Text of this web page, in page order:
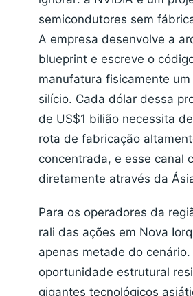
semicondutores sem
A empresa desenvolve a
blueprint e escreve o
manufatura fisicamente
silício. Cada dólar dessa
de US$1 bilião necessita
rota de fabricação
concentrada, e esse canal
diretamente através da
Para os operadores da
rali das ações em Nova
apenas metade do cenário.
oportunidade estrutural
gigantes tecnológicos